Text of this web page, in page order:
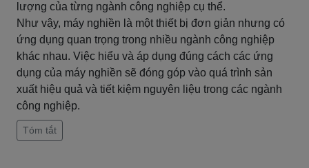
lượng của từng ngành công nghiệp cụ thể.
Như vậy, máy nghiền là một thiết bị đơn giản nhưng có
ứng dụng quan trọng trong nhiều ngành công nghiệp
khác nhau. Việc hiểu và áp dụng đúng cách các ứng
dụng của máy nghiền sẽ đóng góp vào quá trình sản
xuất hiệu quả và tiết kiệm nguyên liệu trong các ngành
công nghiệp.
Tóm tắt